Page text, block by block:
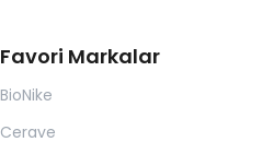
Favori Markalar
BioNike
Cerave